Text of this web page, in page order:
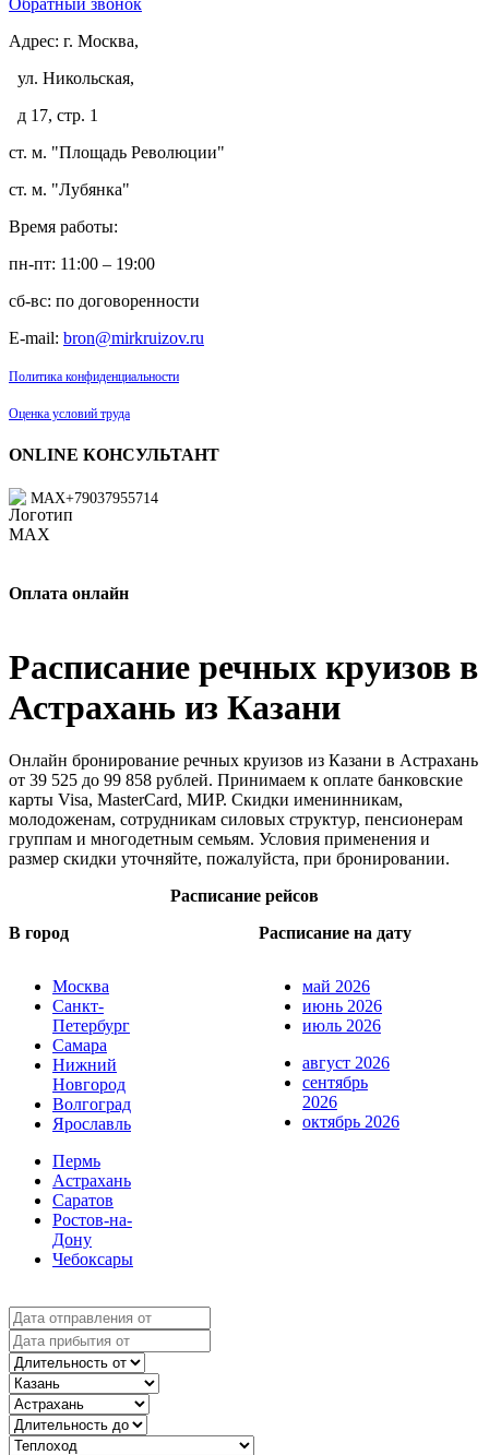
Адрес: г. Москва,
ул. Никольская,
д 17, стр. 1
ст. м. "Площадь Революции"
ст. м. "Лубянка"
Время работы:
пн-пт: 11:00 – 19:00
сб-вс: по договоренности
E-mail: bron@mirkruizov.ru
Политика конфиденциальности
Оценка условий труда
ONLINE КОНСУЛЬТАНТ
MAX+79037955714
Оплата онлайн
Расписание речных круизов в
Астрахань из Казани
Онлайн бронирование речных круизов из Казани в Астрахань
от 39 525 до 99 858 рублей. Принимаем к оплате банковские
карты Visa, MasterCard, МИР. Скидки именинникам,
молодоженам, сотрудникам силовых структур, пенсионерам
группам и многодетным семьям. Условия применения и
размер скидки уточняйте, пожалуйста, при бронировании.
Расписание рейсов
В город
Расписание на дату
Москва
Санкт-
Петербург
Самара
Нижний
Новгород
Волгоград
Ярославль
Пермь
Астрахань
Саратов
Ростов-на-
Дону
Чебоксары
май 2026
июнь 2026
июль 2026
август 2026
сентябрь
2026
октябрь 2026